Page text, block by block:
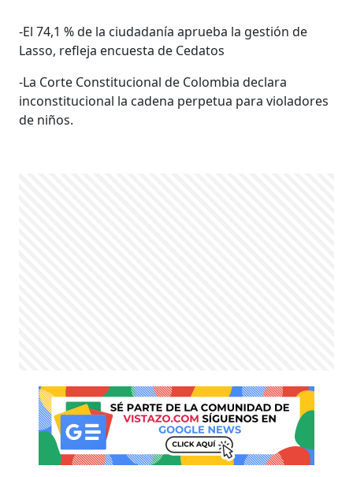
-El 74,1 % de la ciudadanía aprueba la gestión de
Lasso, refleja encuesta de Cedatos
-La Corte Constitucional de Colombia declara
inconstitucional la cadena perpetua para violadores
de niños.